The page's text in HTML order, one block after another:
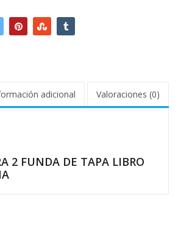
adicional Valoraciones (0)
2 FUNDA DE TAPA LIBRO